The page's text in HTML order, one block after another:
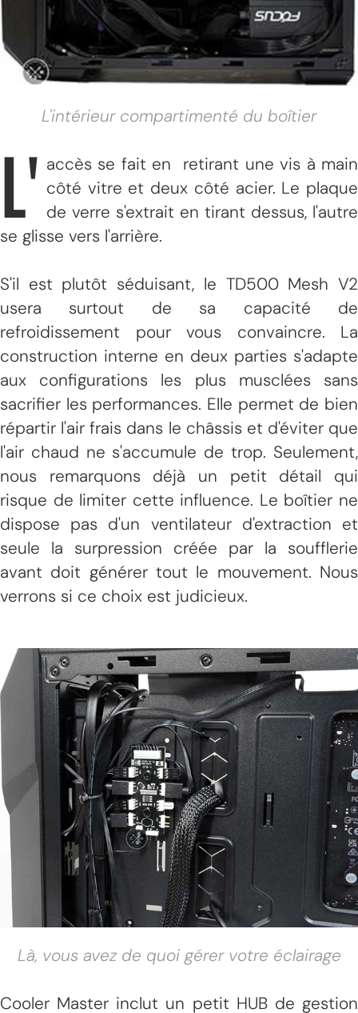
L'intérieur compartimenté du boîtier
L' accès se fait en retirant une vis à main
côté vitre et deux côté acier. Le plaque
de verre s'extrait en tirant dessus, l'autre
se glisse vers l'arrière.
S'il est plutôt séduisant, le TD500 Mesh V2
usera surtout de sa capacité de
refroidissement pour vous convaincre. La
construction interne en deux parties s'adapte
aux configurations les plus musclées sans
sacrifier les performances. Elle permet de bien
répartir l'air frais dans le châssis et d'éviter que
l'air chaud ne s'accumule de trop. Seulement,
nous remarquons déjà un petit détail qui
risque de limiter cette influence. Le boîtier ne
dispose pas d'un ventilateur d'extraction et
seule la surpression créée par la soufflerie
avant doit générer tout le mouvement. Nous
verrons si ce choix est judicieux.
Là, vous avez de quoi gérer votre éclairage
Cooler Master inclut un petit HUB de gestion